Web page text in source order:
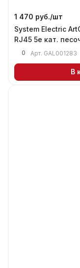
1 470 руб./шт
System Electric
RJ45 5е кат.
0 Арт. GAL001283
В